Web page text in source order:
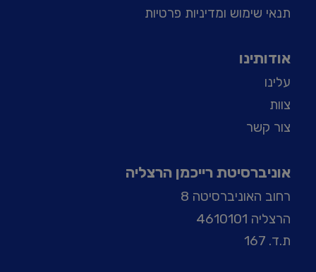
תנאי שימוש ומדיניות פרטיות
אודותינו
עלינו
צוות
צור קשר
אוניברסיטת רייכמן הרצליה
רחוב האוניברסיטה 8
הרצליה 4610101
ת.ד. 167